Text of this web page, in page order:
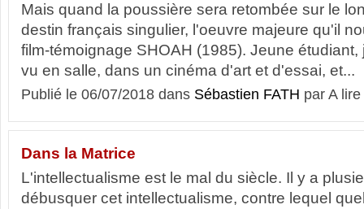
Mais quand la poussière sera retombée sur le
destin français singulier, l'oeuvre majeure qu'il
film-témoignage SHOAH (1985). Jeune
vu en salle, dans un cinéma d'art et d'essai, et...
Publié le 06/07/2018 dans Sébastien FATH par A
Dans la Matrice
L'intellectualisme est le mal du siècle. Il y a
débusquer cet intellectualisme, contre lequel